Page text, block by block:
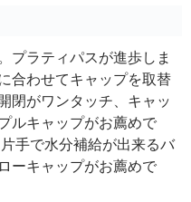
プラティパスが進歩しま
合わせてキャップを取替
閉がワンタッチ、キャッ
ルキャップがお薦めで
手で水分補給が出来るバ
ーキャップがお薦めで